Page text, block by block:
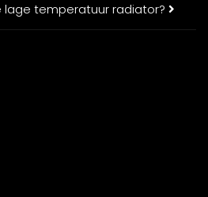
lage temperatuur radiator?